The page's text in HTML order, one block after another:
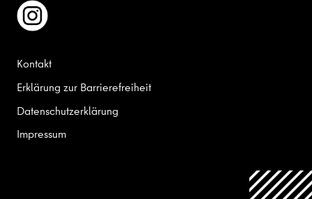
instagram
Kontakt
Erklärung zur Barrierefreiheit
Datenschutzerklärung
Impressum